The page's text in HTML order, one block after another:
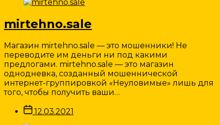
mirtehno.sale
Магазин mirtehno.sale — это мошенники! Не
переводите им деньги ни под какими
предлогами. mirtehno.sale — это магазин
однодневка, созданный мошеннической
интернет-группировкой «Неуловимые» лишь для
того, чтобы получить ваши…
Дата
записи
12.03.2021